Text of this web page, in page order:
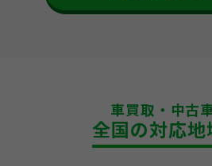
車買取・中古
全国の対応地